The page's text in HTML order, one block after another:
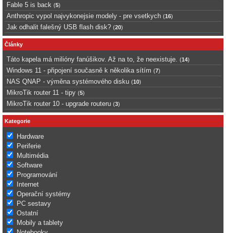
Fable 5 is back (5)
Anthropic vypol najvykonejsie modely - pre vsetkych (16)
Jak odhalit falešný USB flash disk? (20)
Články
Táto kapela má milióny fanúšikov. Až na to, že neexistuje. (14)
Windows 11 - připojení současně k několika sítím (7)
NAS QNAP - výměna systémového disku (10)
MikroTik router 11 - tipy (5)
MikroTik router 10 - upgrade routeru (3)
Kategorie
Hardware
Periferie
Multimédia
Software
Programování
Internet
Operační systémy
PC sestavy
Ostatní
Mobily a tablety